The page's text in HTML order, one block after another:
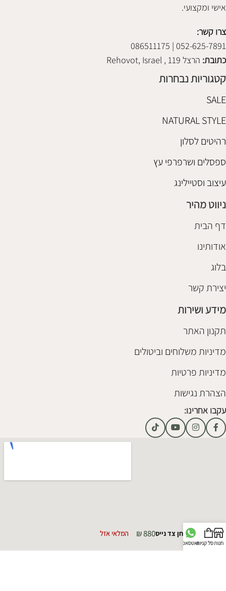
אישי ומקצועי.
צרו קשר:
052-625-7891 | 086511175
כתובת: הרצל 119 , Rehovot, Israel
קטגוריות נבחרות
SALE
NATURAL STYLE
רהיטים לסלון
ספסלים ושרפרפי עץ
עיצוב וסטיילינג
ניווט מהיר
דף הבית
אודותינו
בלוג
יצירת קשר
מידע ושירות
תקנון האתר
מדיניות משלוחים וביטולים
מדיניות פרטיות
הצהרת נגישות
עקבו אחרינו:
חנותסל קניותוואטסאפ
שולחן צד נייס ₪880 המלאי אזל